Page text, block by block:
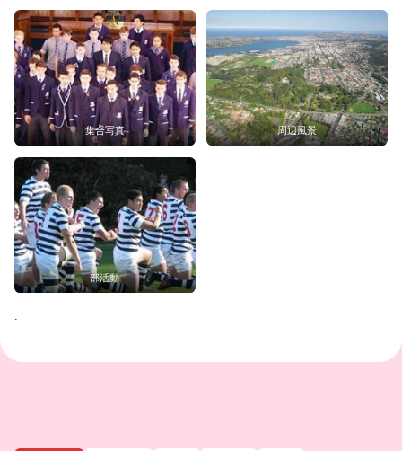
集合写真 周辺風景
部活動
.